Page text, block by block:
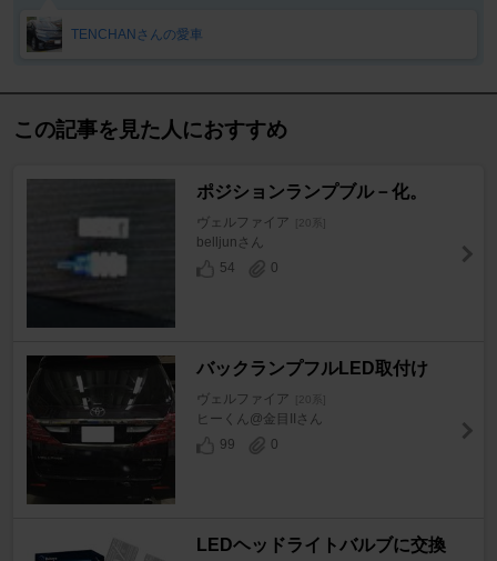
TENCHANさんの愛車
この記事を見た人におすすめ
ポジションランプブル－化。
ヴェルファイア [20系]
belljunさん
54
0
バックランプフルLED取付け
ヴェルファイア [20系]
ヒーくん@金目IIさん
99
0
LEDヘッドライトバルブに交換